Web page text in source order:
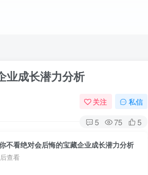
业成长潜力分析
关注 私信
5 75 5
不看绝对会后悔的宝藏企业成长潜力分析
查看